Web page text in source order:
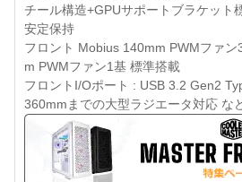
チール構造+GPUサポートブラケット
安定保持
フロント Mobius 140mm PWMファ
m PWMファン1基 標準搭載
フロントI/Oポート : USB 3.2 Gen2
360mmまでの大型ラジエータ対応 な